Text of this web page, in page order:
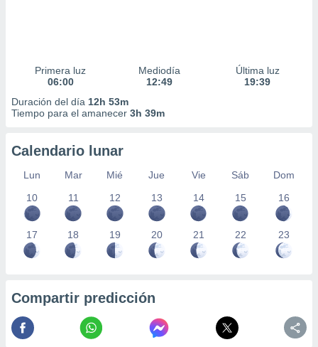
Primera luz
06:00
Mediodía
12:49
Última luz
19:39
Duración del día 12h 53m
Tiempo para el amanecer 3h 39m
Calendario lunar
Lun Mar Mié Jue Vie Sáb
Dom
10
11 12 13 14 15 16
17 18 19 20 21 22 23
Compartir predicción